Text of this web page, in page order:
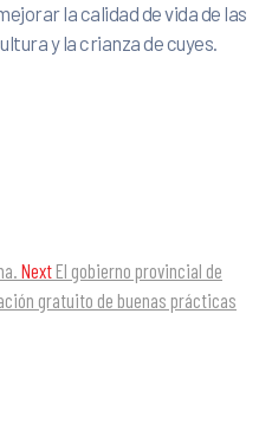
la calidad de vida de las
y la crianza de cuyes.
Next El gobierno provincial de
gratuito de buenas prácticas